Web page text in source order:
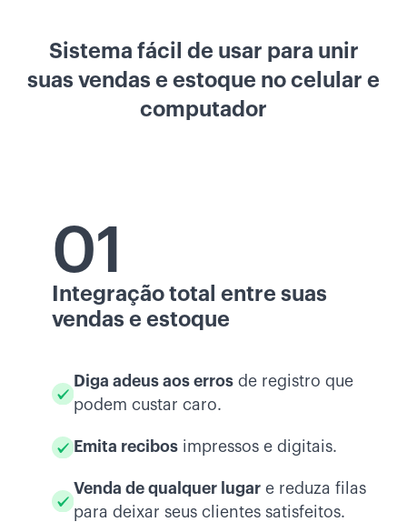
Sistema fácil de usar para unir
suas vendas e estoque no celular e
computador
01
Integração total entre suas
vendas e estoque
Diga adeus aos errosde registro que
podem custar caro.
Emita recibosimpressos e digitais.
Venda de qualquer lugare reduza filas
para deixar seus clientes satisfeitos.